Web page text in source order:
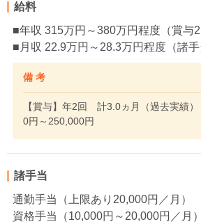
給料
■年収 315万円～380万円程度（賞与
■月収 22.9万円～28.3万円程度（諸手
備 考
【賞与】年2回 計3.0ヵ月（過去実績
0円～250,000円
諸手当
通勤手当（上限あり20,000円／月）
資格手当（10,000円～20,000円／月）